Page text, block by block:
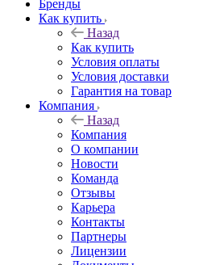
Бренды
Как купить
Назад
Как купить
Условия оплаты
Условия доставки
Гарантия на товар
Компания
Назад
Компания
О компании
Новости
Команда
Отзывы
Карьера
Контакты
Партнеры
Лицензии